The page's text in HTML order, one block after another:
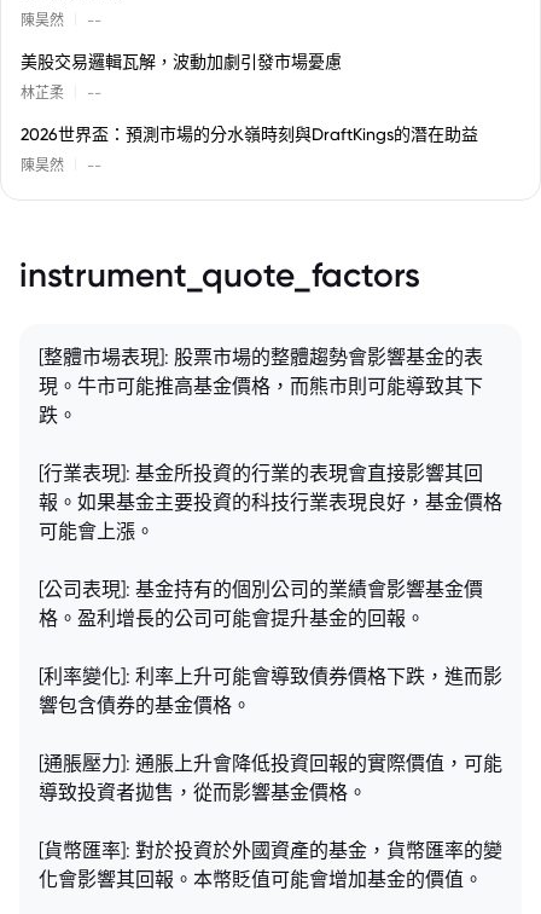
陳昊然 --
美股交易邏輯瓦解，波動加劇引發市場憂慮
林芷柔 --
2026世界盃：預測市場的分水嶺時刻與DraftKings的潛在助益
陳昊然 --
instrument_quote_factors
[整體市場表現]: 股票市場的整體趨勢會影響基金的表
現。牛市可能推高基金價格，而熊市則可能導致其下
跌。
[行業表現]: 基金所投資的行業的表現會直接影響其回
報。如果基金主要投資的科技行業表現良好，基金價格
可能會上漲。
[公司表現]: 基金持有的個別公司的業績會影響基金價
格。盈利增長的公司可能會提升基金的回報。
[利率變化]: 利率上升可能會導致債券價格下跌，進而影
響包含債券的基金價格。
[通脹壓力]: 通脹上升會降低投資回報的實際價值，可能
導致投資者拋售，從而影響基金價格。
[貨幣匯率]: 對於投資於外國資產的基金，貨幣匯率的變
化會影響其回報。本幣貶值可能會增加基金的價值。